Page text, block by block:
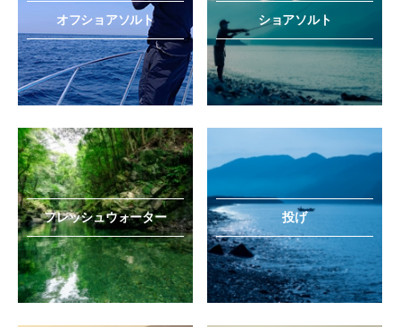
オフショアソルト ショアソルト
フレッシュウォーター 投げ